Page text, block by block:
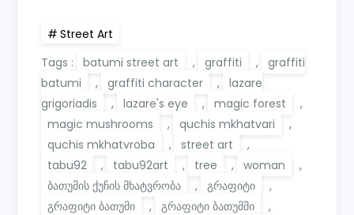
Street Art
Tags :
batumi street art , graffiti ,
graffiti
batumi
, graffiti character ,
lazare
grigoriadis
, lazare's eye , magic forest
,
magic mushrooms
, quchis mkhatvari
,
quchis mkhatvroba
, street art
,
tabu92
, tabu92art , tree , woman
,
ბათუმის ქუჩის მხატვრობა
, გრაფიტი
,
გრაფიტი ბათუმი
, გრაფიტი ბათუმში
,